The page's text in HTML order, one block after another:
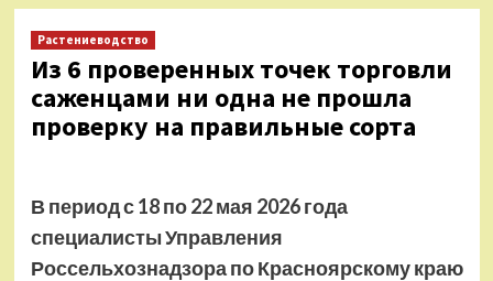
Растениеводство
Из 6 проверенных точек торговли
саженцами ни одна не прошла
проверку на правильные сорта
В период с 18 по 22 мая 2026 года
специалисты Управления
Россельхознадзора по Красноярскому краю